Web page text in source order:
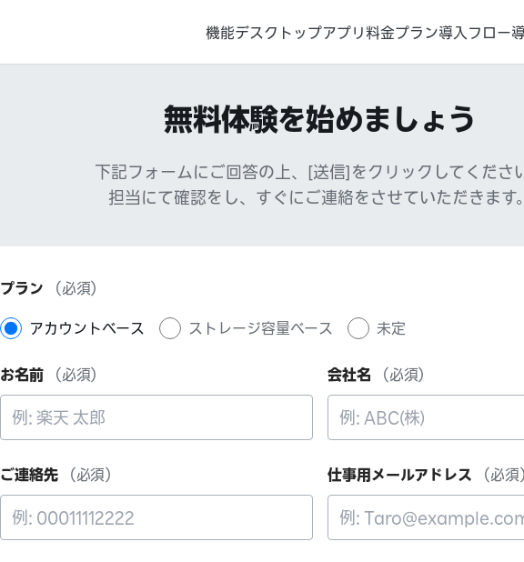
機能デスクトップアプリ料金プラン導入フロー
無料体験を始めましょう
下記フォームにご回答の上、[送信]をクリックしてくださ
担当にて確認をし、すぐにご連絡をさせていただきます
プラン （必須）
アカウントベース ストレージ容量ベース 未定
お名前 （必須） 会社名 （必須）
ご連絡先 （必須） 仕事用メールアドレス （必須